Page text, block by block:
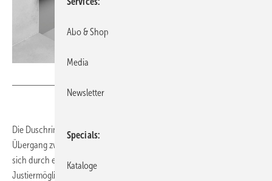
Die Duschrinne ­Tecedrainway wurde für eine dezente Integration im
Übergang zwischen Wand- und Bodenfliesen entwickelt. Sie zeichnet
sich durch einen sehr schmalen Ablauf und großzügige
Justiermöglichkeiten aus. Das Edelstahlprofil ist in den Längen
Abo & Shop
Media
Newsletter
Specials
Kataloge